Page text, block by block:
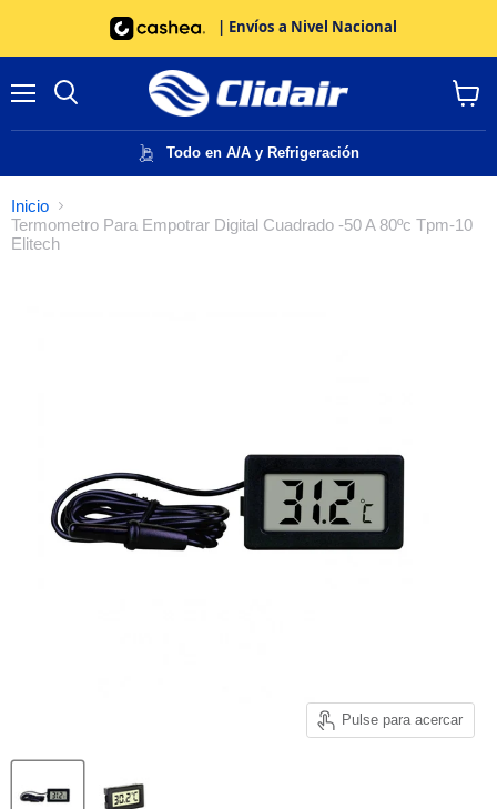
| Envíos a Nivel Nacional
Todo en A/A y Refrigeración
carrito
Inicio
Termometro Para Empotrar Digital Cuadrado -50 A 80ºc Tpm-10
Elitech
Pulse para acercar